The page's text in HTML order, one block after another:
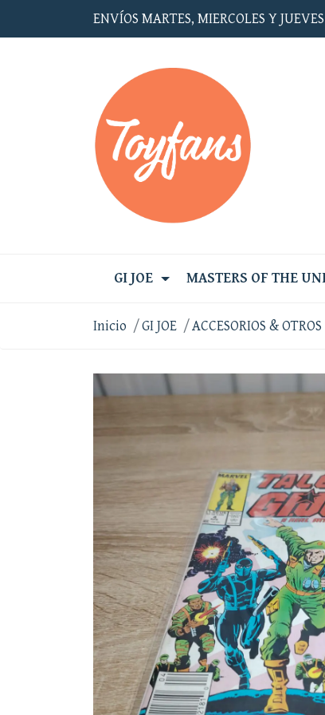
ENVÍOS MARTES, MIERCOLES Y JUEVES
GI JOE MASTERS OF THE
Inicio GI JOE ACCESORIOS & OTROS